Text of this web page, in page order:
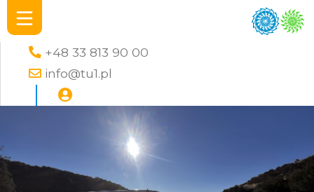
+48 33 813 90 00
info@tu1.pl